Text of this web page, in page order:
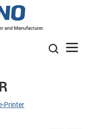
Printer